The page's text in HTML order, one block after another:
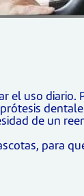
el uso diario.
de un
para